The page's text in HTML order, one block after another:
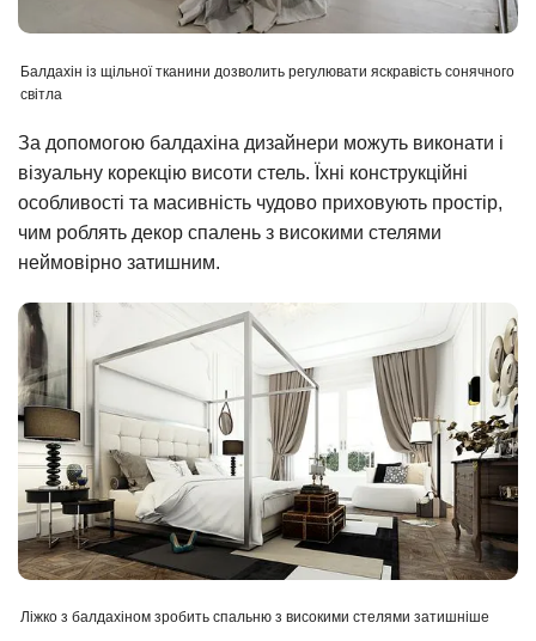
Балдахін із щільної тканини дозволить регулювати яскравість сонячного
світла
За допомогою балдахіна дизайнери можуть виконати і
візуальну корекцію висоти стель. Їхні конструкційні
особливості та масивність чудово приховують простір,
чим роблять декор спалень з високими стелями
неймовірно затишним.
Ліжко з балдахіном зробить спальню з високими стелями затишніше